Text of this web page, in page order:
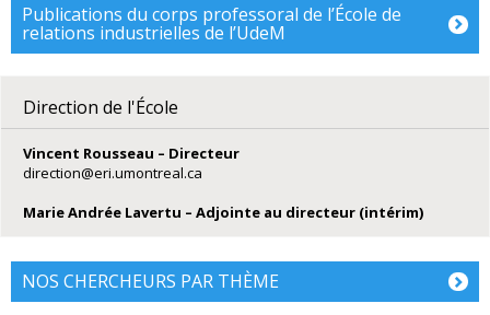
Publications du corps professoral de l’École de
relations industrielles de l’UdeM
Direction de l'École
Vincent Rousseau – Directeur
direction@eri.umontreal.ca
Marie Andrée Lavertu – Adjointe au directeur (intérim)
NOS CHERCHEURS PAR THÈME